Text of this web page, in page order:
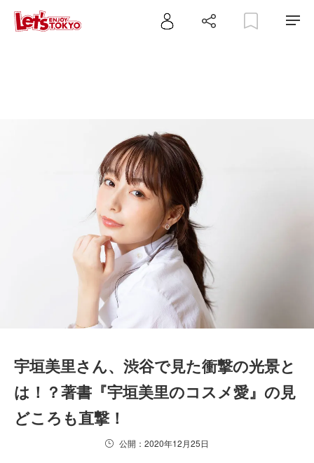
宇垣美里さん、渋谷で見た衝撃の光景と
は！？著書『宇垣美里のコスメ愛』の見
どころも直撃！
公開：2020年12月25日